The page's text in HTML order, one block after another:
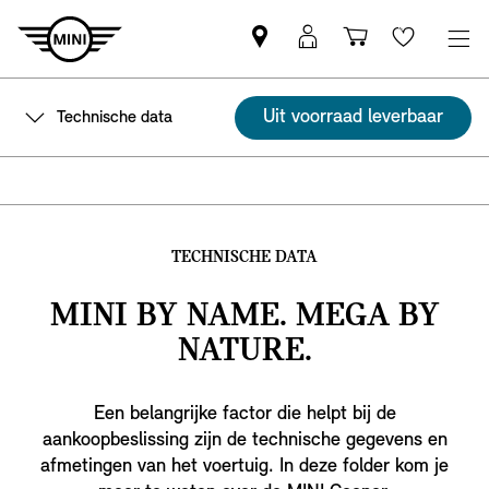
Vind
een
MINI
partner
MyMini
login
Wishlist
Technische data Uit voorraad leverbaar
TECHNISCHE DATA
MINI BY NAME. MEGA BY
NATURE.
Een belangrijke factor die helpt bij de
aankoopbeslissing zijn de technische gegevens en
afmetingen van het voertuig. In deze folder kom je